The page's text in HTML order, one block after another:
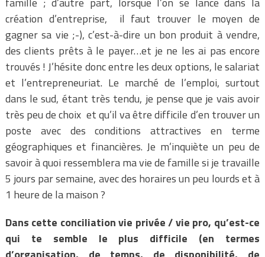
création d’entreprise, il faut trouver le moyen de
gagner sa vie ;-), c’est-à-dire un bon produit à vendre,
des clients prêts à le payer…et je ne les ai pas encore
trouvés ! J’hésite donc entre les deux options, le salariat
et l’entrepreneuriat. Le marché de l’emploi, surtout
dans le sud, étant très tendu, je pense que je vais avoir
très peu de choix et qu’il va être difficile d’en trouver un
poste avec des conditions attractives en terme
géographiques et financières. Je m’inquiète un peu de
savoir à quoi ressemblera ma vie de famille si je travaille
5 jours par semaine, avec des horaires un peu lourds et à
1 heure de la maison ?
Dans cette conciliation vie privée / vie pro, qu’est-ce
qui te semble le plus difficile (en termes